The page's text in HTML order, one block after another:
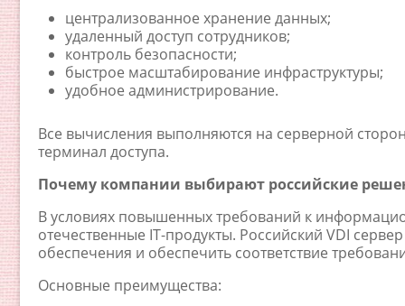
централизованное хранение данных;
удаленный доступ сотрудников;
контроль безопасности;
быстрое масштабирование инфраструктуры;
удобное администрирование.
Все вычисления выполняются на серверной
терминал доступа.
Почему компании выбирают российские
В условиях повышенных требований к
отечественные IT-продукты. Российский VDI
обеспечения и обеспечить соответствие
Основные преимущества: